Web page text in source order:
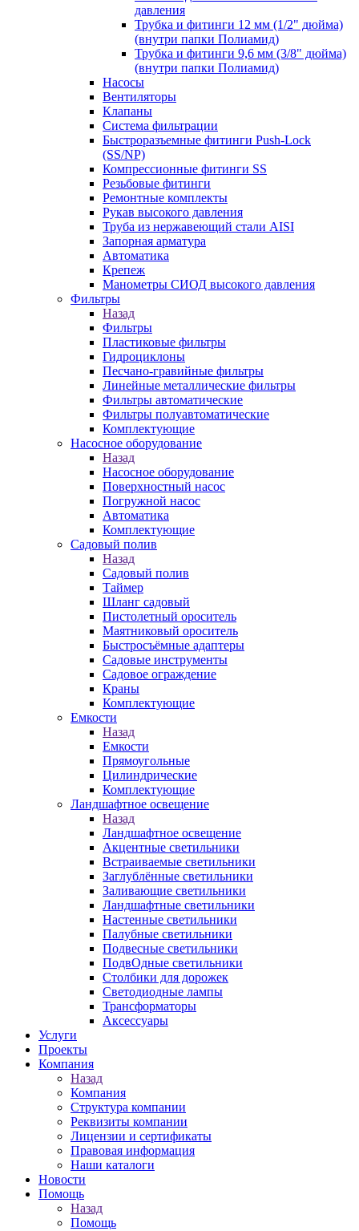
давления
Трубка и фитинги 12 мм (1/2" дюйма)
(внутри папки Полиамид)
Трубка и фитинги 9,6 мм (3/8" дюйма)
(внутри папки Полиамид)
Насосы
Вентиляторы
Клапаны
Система фильтрации
Быстроразъемные фитинги Push-Lock
(SS/NP)
Компрессионные фитинги SS
Резьбовые фитинги
Ремонтные комплекты
Рукав высокого давления
Труба из нержавеющий стали AISI
Запорная арматура
Автоматика
Крепеж
Манометры СИОД высокого давления
Фильтры
Назад
Фильтры
Пластиковые фильтры
Гидроциклоны
Песчано-гравийные фильтры
Линейные металлические фильтры
Фильтры автоматические
Фильтры полуавтоматические
Комплектующие
Насосное оборудование
Назад
Насосное оборудование
Поверхностный насос
Погружной насос
Автоматика
Комплектующие
Садовый полив
Назад
Садовый полив
Таймер
Шланг садовый
Пистолетный ороситель
Маятниковый ороситель
Быстросъёмные адаптеры
Садовые инструменты
Садовое ограждение
Краны
Комплектующие
Емкости
Назад
Емкости
Прямоугольные
Цилиндрические
Комплектующие
Ландшафтное освещение
Назад
Ландшафтное освещение
Акцентные светильники
Встраиваемые светильники
Заглублённые светильники
Заливающие светильники
Ландшафтные светильники
Настенные светильники
Палубные светильники
Подвесные светильники
ПодвОдные светильники
Столбики для дорожек
Светодиодные лампы
Трансформаторы
Аксессуары
Услуги
Проекты
Компания
Назад
Компания
Структура компании
Реквизиты компании
Лицензии и сертификаты
Правовая информация
Наши каталоги
Новости
Помощь
Назад
Помощь